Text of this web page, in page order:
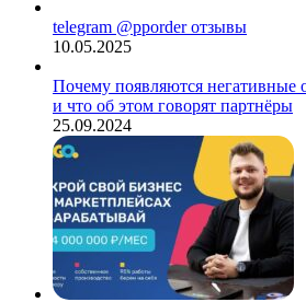
telegram @pporder отзывы
10.05.2025
Почему появляются негативные
и что об этом говорят партнёры
25.09.2024